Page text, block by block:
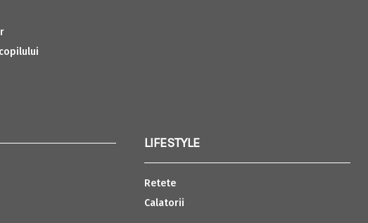
LIFESTYLE
Retete
Calatorii